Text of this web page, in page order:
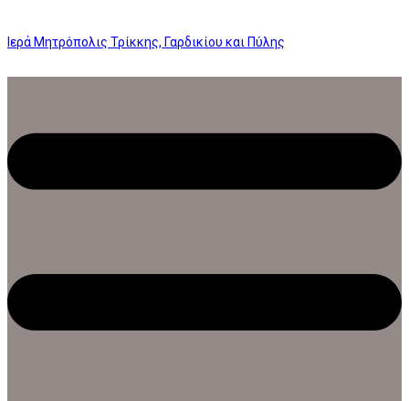
Ιερά Μητρόπολις Τρίκκης, Γαρδικίου και Πύλης